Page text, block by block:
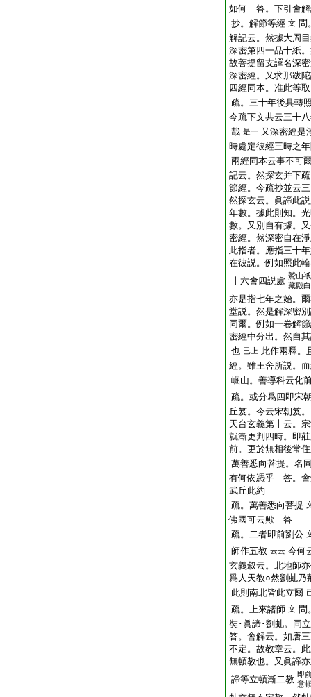
如何 答。下引會解
抄。解節等經 文 問
解記云。然據大周
深密第四一品十紙
故菩提留支譯名深
深密經。又求那跋
四經同本。准此等
疏。三十年後具轉
今疏下文共云三十
哉 是一 又深密經是
時處定彼經三時之
兩經同本云事不可
記云。然探玄并下
節經。今疏抄並云
然探玄云。眞諦此
年數。據此則知。
數。又別自有據。
密經。然深密自在
此指者。應指三十
在彼説。例如照此
十六會四説處 鷲山
藏殿
亦是指七年之始。
堂説。然是解深密
同爾。例如一卷解
密經中分出。然自
也 已上 此作兩釋。
經。雖王舍所説。
崛山。善導科云化
疏。或分爲四即宋
丘笈。今云宋朝笈
天台玄義第十云。
就漸更判四時。即
前。更於無相後常
萬善悉向菩提。名
有何依憑乎 答。會
武丘此約
疏。萬善悉向菩提
佛國可云歟 答
疏。二者即前劉公
師作五教 云云 今何
玄義叙云。北地師
爲人天教○然劉虬乃
此則南北皆此立爾
疏。上來諸師 文 問
奘･眞諦･劉虬。同
答。會解云。如唐
不定。故教章云。
無頓教也。又眞諦
諦等立頓漸二教 即
意